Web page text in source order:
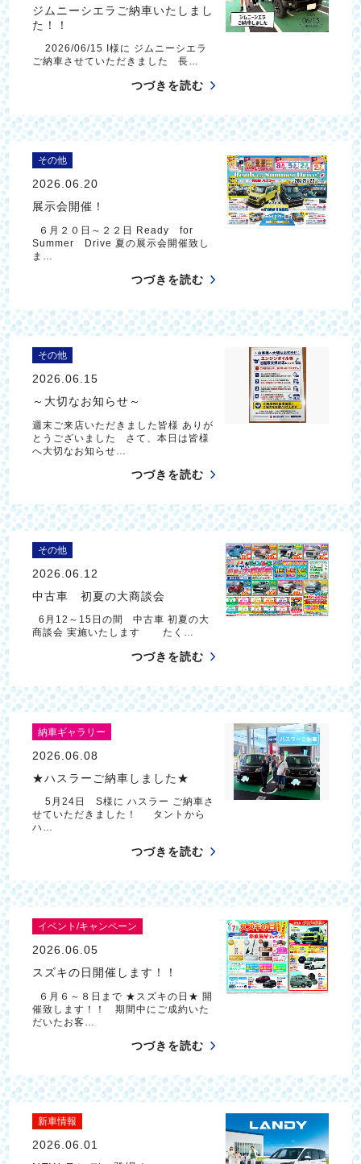
ジムニーシエラご納車いたしまし
た！！
2026/06/15 I様に ジムニーシエラ
ご納車させていただきました 長…
つづきを読む
その他
2026.06.20
展示会開催！
６月２０日～２２日 Ready for
Summer Drive 夏の展示会開催致し
ま…
つづきを読む
その他
2026.06.15
～大切なお知らせ～
週末ご来店いただきました皆様 ありが
とうございました さて、本日は皆様
へ大切なお知らせ…
つづきを読む
その他
2026.06.12
中古車 初夏の大商談会
6月12～15日の間 中古車 初夏の大
商談会 実施いたします たく…
つづきを読む
納車ギャラリー
2026.06.08
★ハスラーご納車しました★
5月24日 S様に ハスラー ご納車さ
せていただきました！ タントから
ハ…
つづきを読む
イベント/キャンペーン
2026.06.05
スズキの日開催します！！
６月６～８日まで ★スズキの日★ 開
催致します！！ 期間中にご成約いた
だいたお客…
つづきを読む
新車情報
2026.06.01